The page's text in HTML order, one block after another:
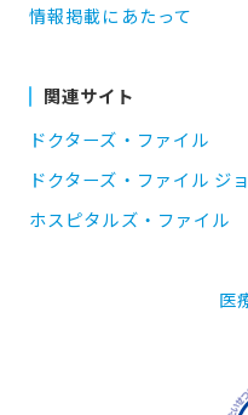
情報掲載にあたって
関連サイト
ドクターズ・ファイル
ドクターズ・ファイル ジ
ホスピタルズ・ファイル
医